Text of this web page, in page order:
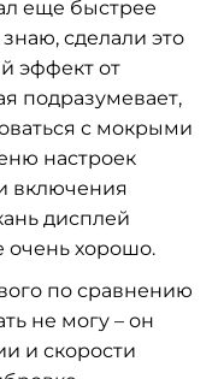
еще быстрее
сделали это
эффект от
подразумевает,
с мокрыми
настроек
включения
дисплей
очень хорошо.
по сравнению
не могу – он
и скорости